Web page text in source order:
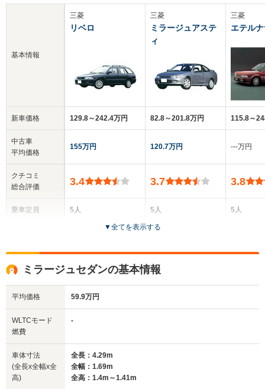
基本情報
新車価格
中古車
平均価格
クチコミ
総合評価
乗車定員
サイズ
(全長x全幅x全高)
三菱
リベロ
129.8～242.4万円
155万円
3.4
5人
全高
1.43m～1.53m
三菱
ミラージュアステ
ィ
82.8～201.8万円
120.7万円
3.7
5人
2ドア
三菱
エテル
115.8～
‐‐‐万円
3.8
5人
▼全てを表示する
ミラージュセダンの基本情報
平均価格 59.9万円
WLTCモード
燃費
-
車体寸法
(全長x全幅x全
高)
全長：4.29m
全幅：1.69m
全高：1.4m～1.41m